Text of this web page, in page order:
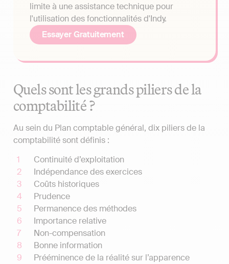
limite à une assistance technique pour
l'utilisation des fonctionnalités d'Indy.
Essayer Gratuitement
Quels sont les grands piliers de la
comptabilité ?
Au sein du Plan comptable général, dix piliers de la
comptabilité sont définis :
Continuité d’exploitation
Indépendance des exercices
Coûts historiques
Prudence
Permanence des méthodes
Importance relative
Non-compensation
Bonne information
Prééminence de la réalité sur l’apparence